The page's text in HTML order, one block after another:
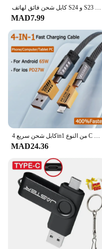
كابل شحن فائق لهاتف S24 و S23 ، USB C إلى USB من النوع C ، شاحن سريع ، iPhone 15 Plus Pro Max ، xoo 11 ، 47 ، PD ، W
MAD7.99
كابل شحن سريع 4in1 من النوع C إلى النوع C 65 وات Mecha Style لهواتف iPhone وسامسونج وشاومي وRedmi وPOCO وOnePlus سلك بيانات USB A إلى USB C
MAD24.36